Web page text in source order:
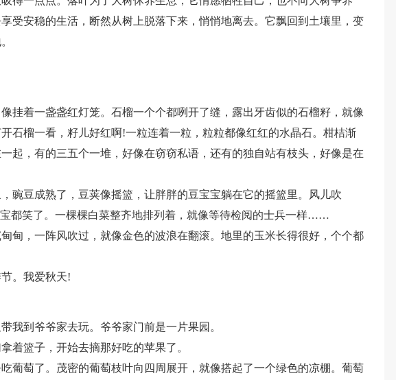
受安稳的生活，断然从树上脱落下来，悄悄地离去。它飘回到土壤里，变
挂着一盏盏红灯笼。石榴一个个都咧开了缝，露出牙齿似的石榴籽，就像
石榴一看，籽儿好红啊!一粒连着一粒，粒粒都像红红的水晶石。柑桔渐
起，有的三五个一堆，好像在窃窃私语，还有的独自站有枝头，好像是在
豌豆成熟了，豆荚像摇篮，让胖胖的豆宝宝躺在它的摇篮里。风儿吹
都笑了。一棵棵白菜整齐地排列着，就像等待检阅的士兵一样……
甸，一阵风吹过，就像金色的波浪在翻滚。地里的玉米长得很好，个个都
。我爱秋天!
我到爷爷家去玩。爷爷家门前是一片果园。
着篮子，开始去摘那好吃的苹果了。
葡萄了。茂密的葡萄枝叶向四周展开，就像搭起了一个绿色的凉棚。葡萄